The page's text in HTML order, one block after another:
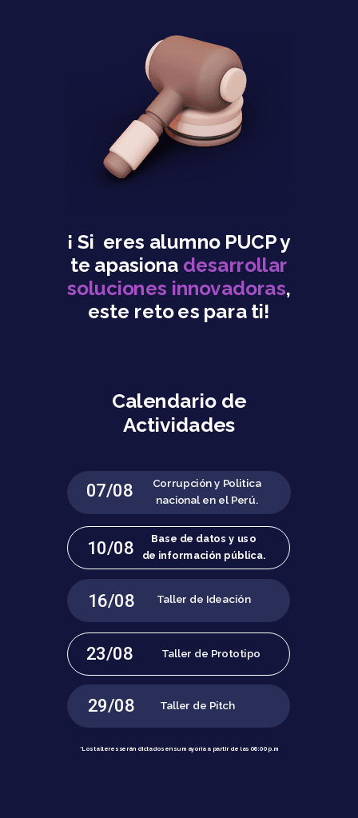
Calendario de
Actividades
Corrupción y Politica
nacional en el Perú.
07/08
Base de datos y uso
de información pública.
10/08
Taller de Ideación
16/08
Taller de Prototipo
23/08
Taller de Pitch
29/08
¡ Si eres alumno PUCP y
te apasiona desarrollar
soluciones innovadoras,
este reto es para ti!
*Los talleres serán dictados en sumayoría a partir de las 06:00 p.m